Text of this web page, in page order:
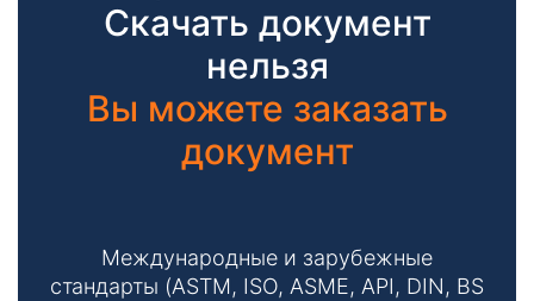
Скачать документ
нельзя
Вы можете заказать
документ
Международные и зарубежные
стандарты (ASTM, ISO, ASME, API, DIN, BS